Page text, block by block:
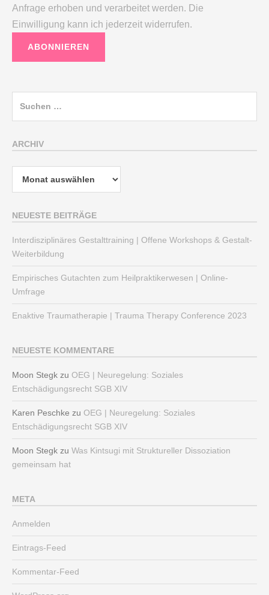
Anfrage erhoben und verarbeitet werden. Die
Einwilligung kann ich jederzeit widerrufen.
ARCHIV
Archiv
NEUESTE BEITRÄGE
Interdisziplinäres Gestalttraining | Offene Workshops & Gestalt-
Weiterbildung
Empirisches Gutachten zum Heilpraktikerwesen | Online-
Umfrage
Enaktive Traumatherapie | Trauma Therapy Conference 2023
NEUESTE KOMMENTARE
Moon Stegk zu OEG | Neuregelung: Soziales
Entschädigungsrecht SGB XIV
Karen Peschke zu OEG | Neuregelung: Soziales
Entschädigungsrecht SGB XIV
Moon Stegk zu Was Kintsugi mit Struktureller Dissoziation
gemeinsam hat
META
Anmelden
Eintrags-Feed
Kommentar-Feed